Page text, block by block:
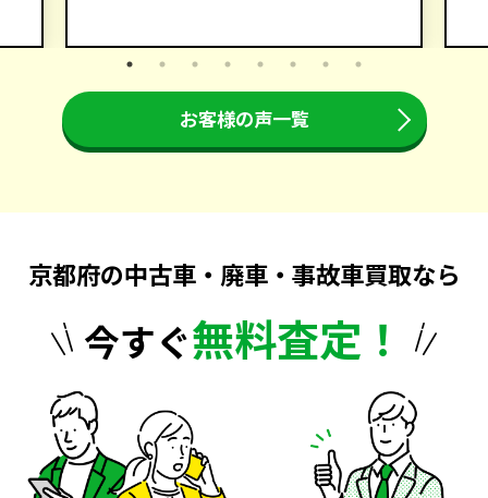
お客様の声一覧
京都府の中古車・廃車・事故車買取なら
今すぐ無料査定！